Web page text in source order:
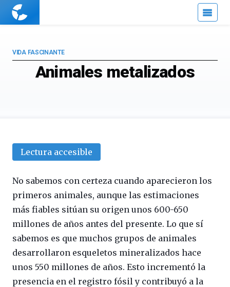
Cuaderno
Animales metalizados
VIDA FASCINANTE
Lectura accesible
No sabemos con certeza cuando aparecieron los
primeros animales, aunque las estimaciones
más fiables sitúan su origen unos 600-650
millones de años antes del presente. Lo que sí
sabemos es que muchos grupos de animales
desarrollaron esqueletos mineralizados hace
unos 550 millones de años. Esto incrementó la
presencia en el registro fósil y contribuyó a la